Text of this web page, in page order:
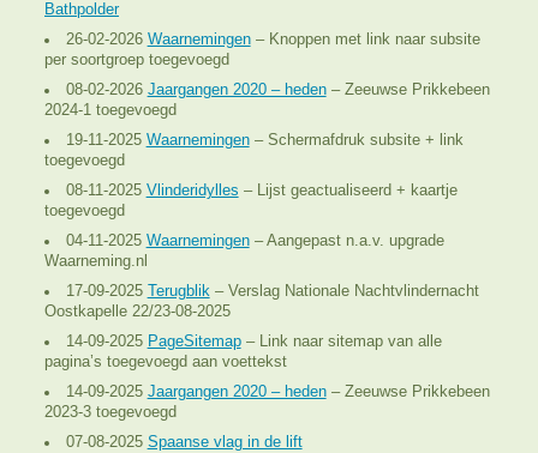
Bathpolder
26-02-2026 Waarnemingen– Knoppen met link naar subsite
per soortgroep toegevoegd
08-02-2026 Jaargangen 2020 – heden– Zeeuwse Prikkebeen
2024-1 toegevoegd
19-11-2025 Waarnemingen– Schermafdruk subsite + link
toegevoegd
08-11-2025 Vlinderidylles – Lijst geactualiseerd + kaartje
toegevoegd
04-11-2025 Waarnemingen– Aangepast n.a.v. upgrade
Waarneming.nl
17-09-2025
Terugblik– Verslag Nationale Nachtvlindernacht
Oostkapelle 22/23-08-2025
14-09-2025 PageSitemap– Link naar sitemap van alle
pagina’s toegevoegd aan voettekst
14-09-2025 Jaargangen 2020 – heden– Zeeuwse Prikkebeen
2023-3 toegevoegd
07-08-2025 Spaanse vlag in de lift